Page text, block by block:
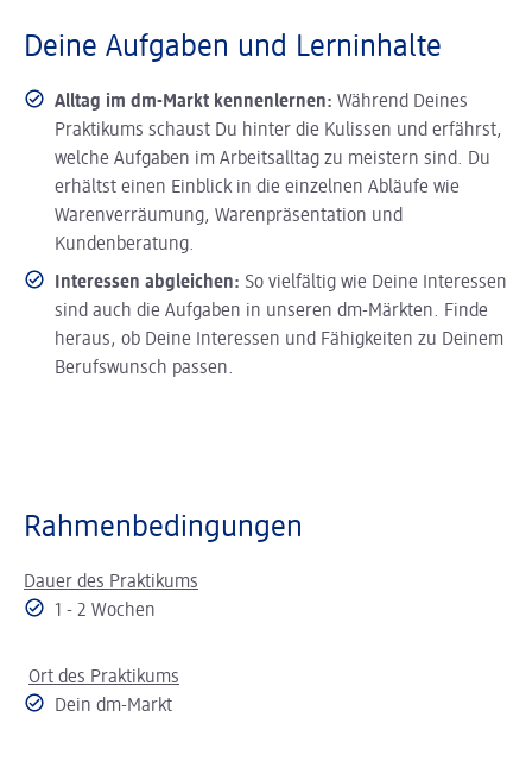
Deine Aufgaben und Lerninhalte
Alltag im dm-Markt kennenlernen: Während Deines
Praktikums schaust Du hinter die Kulissen und erfährst,
welche Aufgaben im Arbeitsalltag zu meistern sind. Du
erhältst einen Einblick in die einzelnen Abläufe wie
Warenverräumung, Warenpräsentation und
Kundenberatung.
Interessen abgleichen: So vielfältig wie Deine Interessen
sind auch die Aufgaben in unseren dm-Märkten. Finde
heraus, ob Deine Interessen und Fähigkeiten zu Deinem
Berufswunsch passen.
Rahmenbedingungen
Dauer des Praktikums
1 - 2 Wochen
Ort des Praktikums
Dein dm-Markt